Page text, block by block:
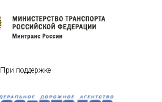
При поддержке